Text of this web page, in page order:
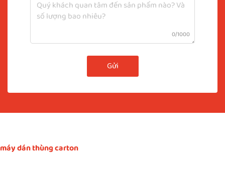
0/1000
Gửi
máy dán thùng carton